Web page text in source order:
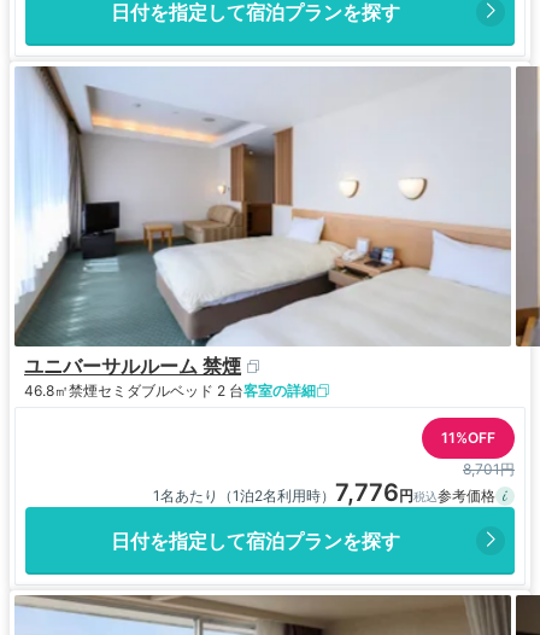
日付を指定して宿泊プランを探す
ユニバーサルルーム 禁煙
46.8㎡禁煙セミダブルベッド 2 台客室の詳細
11%OFF
8,701円
1名あたり（1泊2名利用時） 7,776
日付を指定して宿泊プランを探す